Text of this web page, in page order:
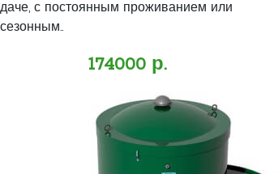
даче, с постоянным проживанием или
сезонным..
174000 р.